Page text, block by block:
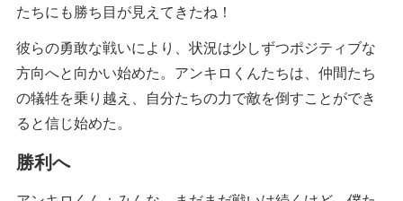
たちにも勝ち目が見えてきたね！
彼らの勇敢な戦いにより、状況は少しずつポジティブな
方向へと向かい始めた。アンキロくんたちは、仲間たち
の犠牲を乗り越え、自分たちの力で敵を倒すことができ
ると信じ始めた。
勝利へ